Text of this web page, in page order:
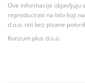
Ove informacije objavljuju
reproducirati na bilo koji
d.o.o. niti bez pisane
Konzum plus d.o.o.